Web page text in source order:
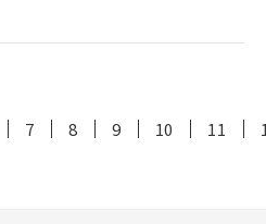
7 8 9 10 11